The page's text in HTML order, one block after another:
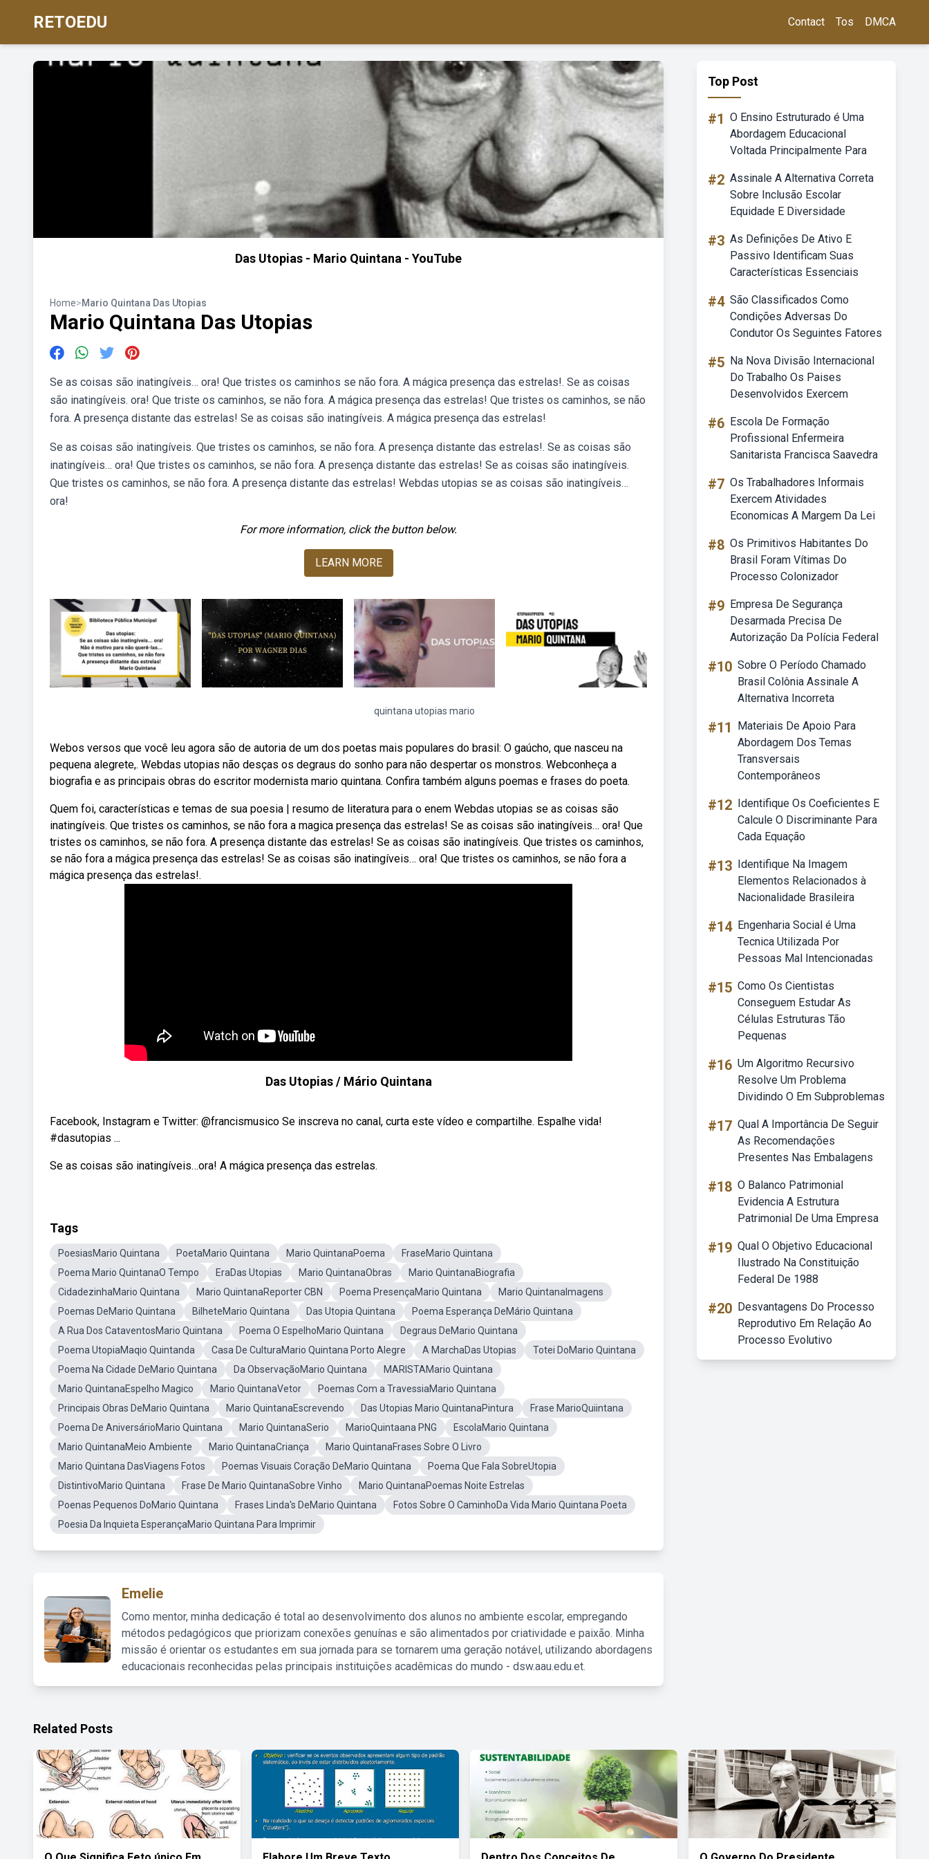
RETOEDU Contact Tos DMCA
Das Utopias - Mario Quintana - YouTube
Home>Mario Quintana Das Utopias
Mario Quintana Das Utopias
Se as coisas são inatingíveis… ora! Que tristes os caminhos se não fora. A mágica presença das estrelas!. Se as coisas
são inatingíveis. ora! Que triste os caminhos, se não fora. A mágica presença das estrelas! Que tristes os caminhos, se não
fora. A presença distante das estrelas! Se as coisas são inatingíveis. A mágica presença das estrelas!
Se as coisas são inatingíveis. Que tristes os caminhos, se não fora. A presença distante das estrelas!. Se as coisas são
inatingíveis… ora! Que tristes os caminhos, se não fora. A presença distante das estrelas! Se as coisas são inatingíveis.
Que tristes os caminhos, se não fora. A presença distante das estrelas! Webdas utopias se as coisas são inatingíveis…
ora!
For more information, click the button below.
LEARN MORE
quintana utopias mario
Webos versos que você leu agora são de autoria de um dos poetas mais populares do brasil: O gaúcho, que nasceu na
pequena alegrete,. Webdas utopias não desças os degraus do sonho para não despertar os monstros. Webconheça a
biografia e as principais obras do escritor modernista mario quintana. Confira também alguns poemas e frases do poeta.
Quem foi, características e temas de sua poesia | resumo de literatura para o enem Webdas utopias se as coisas são
inatingíveis. Que tristes os caminhos, se não fora a magica presença das estrelas! Se as coisas são inatingíveis… ora! Que
tristes os caminhos, se não fora. A presença distante das estrelas! Se as coisas são inatingíveis. Que tristes os caminhos,
se não fora a mágica presença das estrelas! Se as coisas são inatingíveis… ora! Que tristes os caminhos, se não fora a
mágica presença das estrelas!.
Das Utopias / Mário Quintana
Facebook, Instagram e Twitter: @francismusico Se inscreva no canal, curta este vídeo e compartilhe. Espalhe vida!
#dasutopias ...
Se as coisas são inatingíveis…ora! A mágica presença das estrelas.
Tags
PoesiasMario Quintana PoetaMario Quintana Mario QuintanaPoema
FraseMario Quintana
Poema Mario QuintanaO Tempo
EraDas Utopias Mario QuintanaObras
Mario QuintanaBiografia
CidadezinhaMario Quintana
Mario QuintanaReporter CBN Poema PresençaMario Quintana
Mario QuintanaImagens
Poemas DeMario Quintana
BilheteMario Quintana Das Utopia Quintana
Poema Esperança DeMário Quintana
A Rua Dos CataventosMario Quintana
Poema O EspelhoMario Quintana
Degraus DeMario Quintana
Poema UtopiaMaqio Quintanda
Casa De CulturaMario Quintana Porto Alegre A MarchaDas Utopias
Totei DoMario Quintana
Poema Na Cidade DeMario Quintana
Da ObservaçãoMario Quintana
MARISTAMario Quintana
Mario QuintanaEspelho Magico
Mario QuintanaVetor
Poemas Com a TravessiaMario Quintana
Principais Obras DeMario Quintana
Mario QuintanaEscrevendo Das Utopias Mario QuintanaPintura
Frase MarioQuiintana
Poema De AniversárioMario Quintana
Mario QuintanaSerio MarioQuintaana PNG
EscolaMario Quintana
Mario QuintanaMeio Ambiente
Mario QuintanaCriança
Mario QuintanaFrases Sobre O Livro
Mario Quintana DasViagens Fotos
Poemas Visuais Coração DeMario Quintana
Poema Que Fala SobreUtopia
DistintivoMario Quintana
Frase De Mario QuintanaSobre Vinho
Mario QuintanaPoemas Noite Estrelas
Poenas Pequenos DoMario Quintana
Frases Linda's DeMario Quintana
Fotos Sobre O CaminhoDa Vida Mario Quintana Poeta
Poesia Da Inquieta EsperançaMario Quintana Para Imprimir
Emelie
Como mentor, minha dedicação é total ao desenvolvimento dos alunos no ambiente escolar, empregando
métodos pedagógicos que priorizam conexões genuínas e são alimentados por criatividade e paixão. Minha
missão é orientar os estudantes em sua jornada para se tornarem uma geração notável, utilizando abordagens
educacionais reconhecidas pelas principais instituições acadêmicas do mundo - dsw.aau.edu.et.
Top Post
#1 O Ensino Estruturado é Uma
Abordagem Educacional
Voltada Principalmente Para
#2 Assinale A Alternativa Correta
Sobre Inclusão Escolar
Equidade E Diversidade
#3 As Definições De Ativo E
Passivo Identificam Suas
Características Essenciais
#4 São Classificados Como
Condições Adversas Do
Condutor Os Seguintes Fatores
#5 Na Nova Divisão Internacional
Do Trabalho Os Paises
Desenvolvidos Exercem
#6 Escola De Formação
Profissional Enfermeira
Sanitarista Francisca Saavedra
#7 Os Trabalhadores Informais
Exercem Atividades
Economicas A Margem Da Lei
#8 Os Primitivos Habitantes Do
Brasil Foram Vítimas Do
Processo Colonizador
#9 Empresa De Segurança
Desarmada Precisa De
Autorização Da Polícia Federal
#10 Sobre O Período Chamado
Brasil Colônia Assinale A
Alternativa Incorreta
#11
Materiais De Apoio Para
Abordagem Dos Temas
Transversais
Contemporâneos
#12 Identifique Os Coeficientes E
Calcule O Discriminante Para
Cada Equação
#13 Identifique Na Imagem
Elementos Relacionados à
Nacionalidade Brasileira
#14 Engenharia Social é Uma
Tecnica Utilizada Por
Pessoas Mal Intencionadas
#15 Como Os Cientistas
Conseguem Estudar As
Células Estruturas Tão
Pequenas
#16 Um Algoritmo Recursivo
Resolve Um Problema
Dividindo O Em Subproblemas
#17 Qual A Importância De Seguir
As Recomendações
Presentes Nas Embalagens
#18 O Balanco Patrimonial
Evidencia A Estrutura
Patrimonial De Uma Empresa
#19 Qual O Objetivo Educacional
Ilustrado Na Constituição
Federal De 1988
#20 Desvantagens Do Processo
Reprodutivo Em Relação Ao
Processo Evolutivo
Related Posts